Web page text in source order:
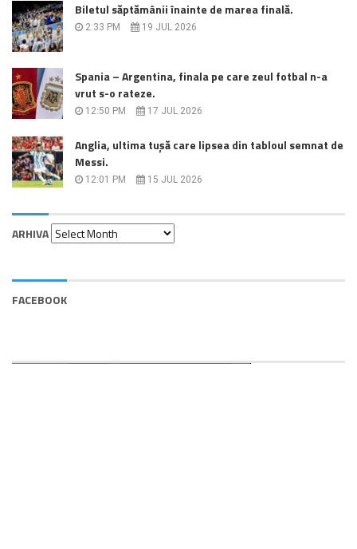
Biletul săptămânii înainte de marea finală.
2:33 PM 19 JUL 2026
Spania – Argentina, finala pe care zeul fotbal n-a
vrut s-o rateze.
12:50 PM 17 JUL 2026
Anglia, ultima tușă care lipsea din tabloul semnat de
Messi.
12:01 PM 15 JUL 2026
ARHIVA
Arhiva
FACEBOOK